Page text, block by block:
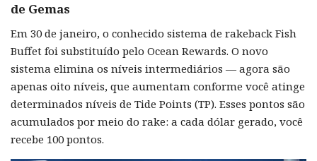
de Gemas
Em 30 de janeiro, o conhecido sistema de rakeback Fish
Buffet foi substituído pelo Ocean Rewards. O novo
sistema elimina os níveis intermediários — agora são
apenas oito níveis, que aumentam conforme você atinge
determinados níveis de Tide Points (TP). Esses pontos são
acumulados por meio do rake: a cada dólar gerado, você
recebe 100 pontos.